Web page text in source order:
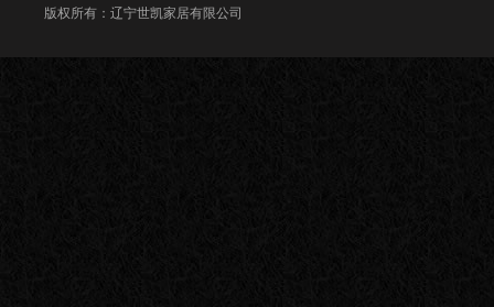
版权所有：辽宁世凯家居有限公司